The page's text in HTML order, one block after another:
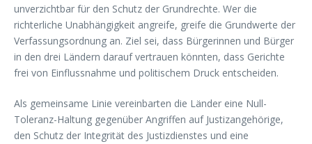
unverzichtbar für den Schutz der Grundrechte. Wer die
richterliche Unabhängigkeit angreife, greife die Grundwerte der
Verfassungsordnung an. Ziel sei, dass Bürgerinnen und Bürger
in den drei Ländern darauf vertrauen könnten, dass Gerichte
frei von Einflussnahme und politischem Druck entscheiden.
Als gemeinsame Linie vereinbarten die Länder eine Null-
Toleranz-Haltung gegenüber Angriffen auf Justizangehörige,
den Schutz der Integrität des Justizdienstes und eine